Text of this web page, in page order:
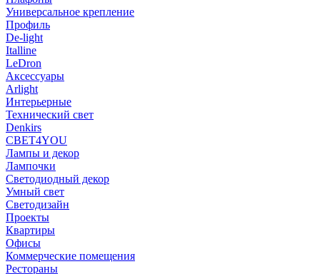
Универсальное крепление
Профиль
De-light
Italline
LeDron
Аксессуары
Arlight
Интерьерные
Технический свет
Denkirs
СВЕТ4YOU
Лампы и декор
Лампочки
Светодиодный декор
Умный свет
Светодизайн
Проекты
Квартиры
Офисы
Коммерческие помещения
Рестораны